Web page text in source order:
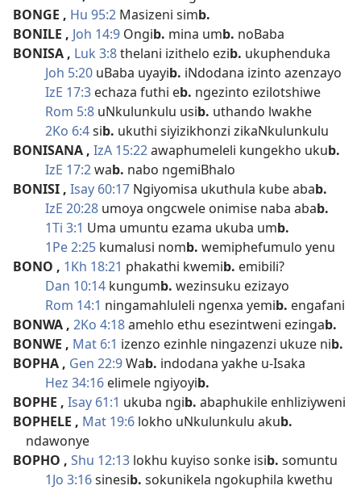
BONGE , Hu 95:2 Masizeni simb.
BONILE , Joh 14:9 Ongib. mina umb. noBaba
BONISA , Luk 3:8thelani izithelo ezib. ukuphenduka
Joh 5:20 uBaba uyayib. iNdodana izinto azenzayo
IzE 17:3 echaza futhi eb. ngezinto ezilotshiwe
Rom 5:8 uNkulunkulu usib. uthando lwakhe
2Ko 6:4sib. ukuthi siyizikhonzi zikaNkulunkulu
BONISANA , IzA 15:22awaphumeleli kungekho ukub.
IzE 17:2wab. nabo ngemiBhalo
BONISI , Isay 60:17 Ngiyomisa ukuthula kube abab.
IzE 20:28 umoya ongcwele onimise naba abab.
1Ti 3:1 Uma umuntu ezama ukuba umb.
1Pe 2:25 kumalusi nomb. wemiphefumulo yenu
BONO , 1Kh 18:21 phakathi kwemib. emibili?
Dan 10:14 kungumb. wezinsuku ezizayo
Rom 14:1 ningamahluleli ngenxa yemib. engafani
BONWA , 2Ko 4:18amehlo ethu esezintweni ezingab.
BONWE , Mat 6:1 izenzo ezinhle ningazenzi ukuze nib.
BOPHA , Gen 22:9Wab. indodana yakhe u-Isaka
Hez 34:16 elimele ngiyoyib.
BOPHE , Isay 61:1 ukuba ngib. abaphukile enhliziyweni
BOPHELE , Mat 19:6 lokho uNkulunkulu akub.
ndawonye
BOPHO , Shu 12:13 lokhu kuyiso sonke isib. somuntu
1Jo 3:16sinesib. sokunikela ngokuphila kwethu